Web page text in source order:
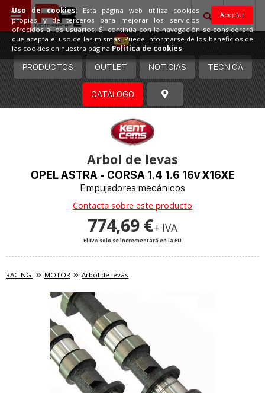
España
PRODUCTOS OUTLET NOTICIAS TÉCNICA
CATÁLOGO
Arbol de levas
OPEL ASTRA - CORSA 1.4 1.6 16v X16XE
Empujadores mecánicos
Contacta sobre este producto
774,69 €+ IVA
El IVA solo se incrementará en la EU
RACING MOTOR Arbol de levas
Aceptar
Uso de cookies:Esta página web utiliza cookies
propias y de terceros para mejorar los servicios
ofrecidos a los usuarios. Si continúa con la navegación se considerará
que acepta el uso de las mismas. Puede informarse de los beneficios de
las cookies en nuestra página Política de cookies.